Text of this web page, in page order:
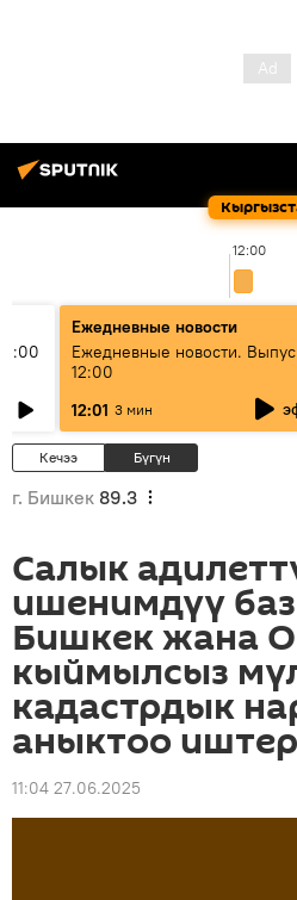
12:00
Ежедневные новости
Ежедневные новости.
12:00
12:01 3 мин
Кечээ Бүгүн
г. Бишкек 89.3
Салык
ишенимдүү
Бишкек жана
кыймылсыз
кадастрдык
аныктоо
11:04 27.06.2025